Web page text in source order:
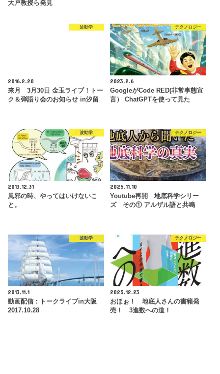
大戸教授ら発見
波動学
2016.2.20
来月 3月30日 金玉ライブ！トー
ク＆弾語り会のお知らせ in汐留
テクノロジー
2023.2.6
GoogleがCode RED(非常事態宣
言） ChatGPTを使って見た
波動学
2013.12.31
風邪の時、やってはいけないこ
と。
テクノロジー
2025.11.10
Youtube再開 地底科学シリー
ズ その① アルザル語と共鳴
波動学
2013.11.1
動画配信：トークライブin大阪
2017.10.28
テクノロジー
2025.12.23
おほぉ！ 地底人さんの書籍発
売！ 3進数への道！